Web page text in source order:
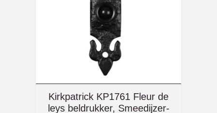
Kirkpatrick KP1761 Fleur de
leys beldrukker, Smeedijzer-